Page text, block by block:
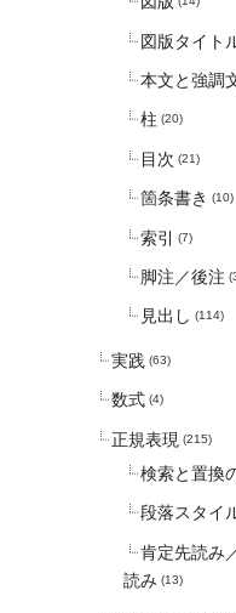
図版タイト
本文と強調
柱 (20)
目次 (21)
箇条書き (10)
索引 (7)
脚注／後注
見出し (114)
実践 (63)
数式 (4)
正規表現 (215)
検索と置換
段落スタイ
肯定先読み
読み (13)